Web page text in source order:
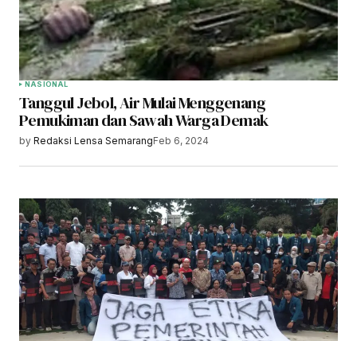
NASIONAL
Tanggul Jebol, Air Mulai Menggenang
Pemukiman dan Sawah Warga Demak
by Redaksi Lensa SemarangFeb 6, 2024